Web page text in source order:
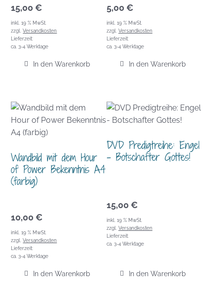
15,00 €
inkl. 19 % MwSt.
zzgl.Versandkosten
Lieferzeit:
ca. 3-4 Werktage
In den Warenkorb
5,00 €
inkl. 19 % MwSt.
zzgl. Versandkosten
Lieferzeit:
ca. 3-4 Werktage
In den Warenkorb
Wandbild mit dem Hour
of Power Bekenntnis A4
(farbig)
10,00 €
inkl. 19 % MwSt.
zzgl.Versandkosten
Lieferzeit:
ca. 3-4 Werktage
In den Warenkorb
DVD Predigtreihe: Engel
– Botschafter Gottes!
15,00 €
inkl. 19 % MwSt.
zzgl. Versandkosten
Lieferzeit:
ca. 3-4 Werktage
In den Warenkorb